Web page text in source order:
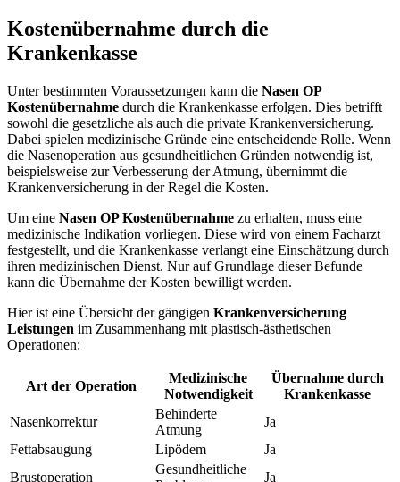
Kostenübernahme durch die
Krankenkasse
Unter bestimmten Voraussetzungen kann die Nasen OP
Kostenübernahme durch die Krankenkasse erfolgen. Dies betrifft
sowohl die gesetzliche als auch die private Krankenversicherung.
Dabei spielen medizinische Gründe eine entscheidende Rolle. Wenn
die Nasenoperation aus gesundheitlichen Gründen notwendig ist,
beispielsweise zur Verbesserung der Atmung, übernimmt die
Krankenversicherung in der Regel die Kosten.
Um eine Nasen OP Kostenübernahme zu erhalten, muss eine
medizinische Indikation vorliegen. Diese wird von einem Facharzt
festgestellt, und die Krankenkasse verlangt eine Einschätzung durch
ihren medizinischen Dienst. Nur auf Grundlage dieser Befunde
kann die Übernahme der Kosten bewilligt werden.
Hier ist eine Übersicht der gängigen Krankenversicherung
Leistungen im Zusammenhang mit plastisch-ästhetischen
Operationen:
Art der Operation
Medizinische
Notwendigkeit
Übernahme durch
Krankenkasse
Nasenkorrektur
Behinderte
Atmung
Ja
Fettabsaugung
Lipödem
Ja
Brustoperation
Gesundheitliche
Ja